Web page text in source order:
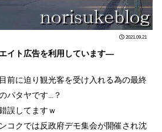
2021.09.21
イト広告を利用しています―
前に迫り観光客を受け入れる為の最終
パタヤです…？
誤してますｗ
コクでは反政府デモ集会が開催され沈